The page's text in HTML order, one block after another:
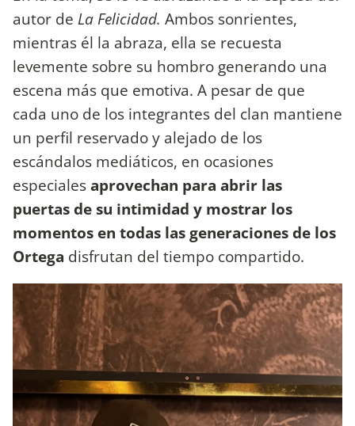
autor de La Felicidad. Ambos sonrientes,
mientras él la abraza, ella se recuesta
levemente sobre su hombro generando una
escena más que emotiva. A pesar de que
cada uno de los integrantes del clan mantiene
un perfil reservado y alejado de los
escándalos mediáticos, en ocasiones
especialesaprovechan para abrir las
puertas de su intimidad y mostrar los
momentos en todas las generaciones de los
Ortega disfrutan del tiempo compartido.